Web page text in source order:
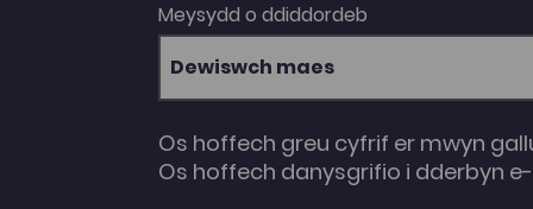
Meysydd o ddiddordeb
Dewiswch maes
Os hoffech greu cyfrif er mwyn
Os hoffech danysgrifio i dderbyn